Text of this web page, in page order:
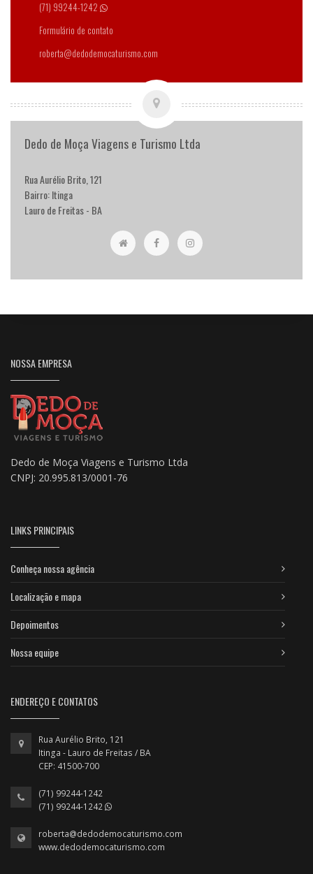
(71) 99244-1242
Formulário de contato
roberta@dedodemocaturismo.com
Dedo de Moça Viagens e Turismo Ltda
Rua Aurélio Brito, 121
Bairro: Itinga
Lauro de Freitas - BA
NOSSA EMPRESA
Dedo de Moça Viagens e Turismo Ltda
CNPJ: 20.995.813/0001-76
LINKS PRINCIPAIS
Conheça nossa agência
Localização e mapa
Depoimentos
Nossa equipe
ENDEREÇO E CONTATOS
Rua Aurélio Brito, 121
Itinga - Lauro de Freitas / BA
CEP: 41500-700
(71) 99244-1242
(71) 99244-1242
roberta@dedodemocaturismo.com
www.dedodemocaturismo.com